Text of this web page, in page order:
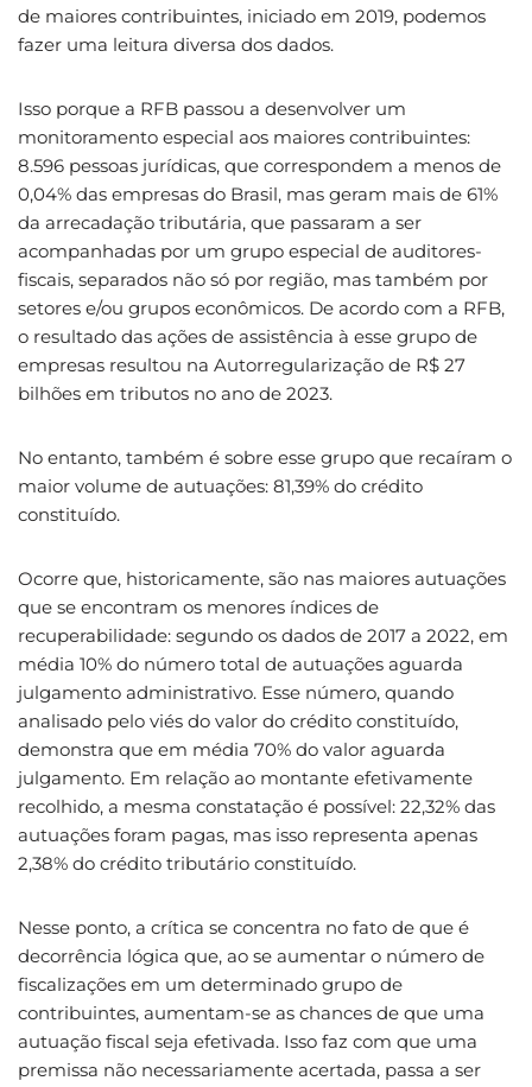
de maiores contribuintes, iniciado em 2019, podemos
fazer uma leitura diversa dos dados.
Isso porque a RFB passou a desenvolver um
monitoramento especial aos maiores contribuintes:
8.596 pessoas jurídicas, que correspondem a menos de
0,04% das empresas do Brasil, mas geram mais de 61%
da arrecadação tributária, que passaram a ser
acompanhadas por um grupo especial de auditores-
fiscais, separados não só por região, mas também por
setores e/ou grupos econômicos. De acordo com a RFB,
o resultado das ações de assistência à esse grupo de
empresas resultou na Autorregularização de R$ 27
bilhões em tributos no ano de 2023.
No entanto, também é sobre esse grupo que recaíram o
maior volume de autuações: 81,39% do crédito
constituído.
Ocorre que, historicamente, são nas maiores autuações
que se encontram os menores índices de
recuperabilidade: segundo os dados de 2017 a 2022, em
média 10% do número total de autuações aguarda
julgamento administrativo. Esse número, quando
analisado pelo viés do valor do crédito constituído,
demonstra que em média 70% do valor aguarda
julgamento. Em relação ao montante efetivamente
recolhido, a mesma constatação é possível: 22,32% das
autuações foram pagas, mas isso representa apenas
2,38% do crédito tributário constituído.
Nesse ponto, a crítica se concentra no fato de que é
decorrência lógica que, ao se aumentar o número de
fiscalizações em um determinado grupo de
contribuintes, aumentam-se as chances de que uma
autuação fiscal seja efetivada. Isso faz com que uma
premissa não necessariamente acertada, passa a ser